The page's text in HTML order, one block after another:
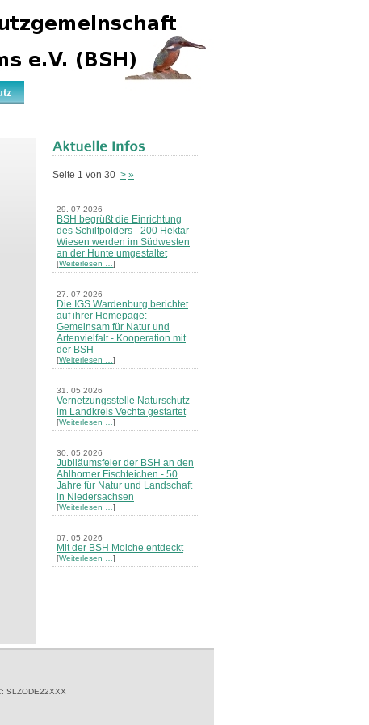
Seite 1 von 30 > »
29. 07 2026
BSH begrüßt die Einrichtung
des Schilfpolders - 200 Hektar
Wiesen werden im Südwesten
an der Hunte umgestaltet
[Weiterlesen … ]
27. 07 2026
Die IGS Wardenburg berichtet
auf ihrer Homepage:
Gemeinsam für Natur und
Artenvielfalt - Kooperation mit
der BSH
[Weiterlesen … ]
31. 05 2026
Vernetzungsstelle Naturschutz
im Landkreis Vechta gestartet
[Weiterlesen … ]
30. 05 2026
Jubiläumsfeier der BSH an den
Ahlhorner Fischteichen - 50
Jahre für Natur und Landschaft
in Niedersachsen
[Weiterlesen … ]
07. 05 2026
Mit der BSH Molche entdeckt
[Weiterlesen … ]
20. 03 2026
Goldenstedt ihre Projekte vor
SLZODE22XXX